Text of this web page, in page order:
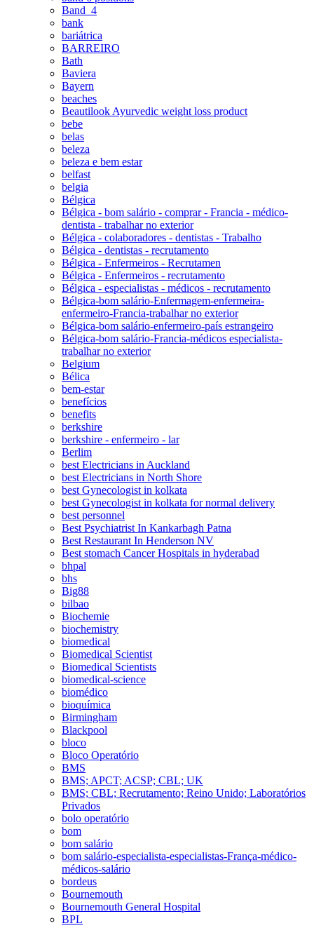
Band_4
bank
bariátrica
BARREIRO
Bath
Baviera
Bayern
beaches
Beautilook Ayurvedic weight loss product
bebe
belas
beleza
beleza e bem estar
belfast
belgia
Bélgica
Bélgica - bom salário - comprar - Francia - médico-
dentista - trabalhar no exterior
Bélgica - colaboradores - dentistas - Trabalho
Bélgica - dentistas - recrutamento
Bélgica - Enfermeiros - Recrutamen
Bélgica - Enfermeiros - recrutamento
Bélgica - especialistas - médicos - recrutamento
Bélgica-bom salário-Enfermagem-enfermeira-
enfermeiro-Francia-trabalhar no exterior
Bélgica-bom salário-enfermeiro-país estrangeiro
Bélgica-bom salário-Francia-médicos especialista-
trabalhar no exterior
Belgium
Bélica
bem-estar
benefícios
benefits
berkshire
berkshire - enfermeiro - lar
Berlim
best Electricians in Auckland
best Electricians in North Shore
best Gynecologist in kolkata
best Gynecologist in kolkata for normal delivery
best personnel
Best Psychiatrist In Kankarbagh Patna
Best Restaurant In Henderson NV
Best stomach Cancer Hospitals in hyderabad
bhpal
bhs
Big88
bilbao
Biochemie
biochemistry
biomedical
Biomedical Scientist
Biomedical Scientists
biomedical-science
biomédico
bioquímica
Birmingham
Blackpool
bloco
Bloco Operatório
BMS
BMS; APCT; ACSP; CBL; UK
BMS; CBL; Recrutamento; Reino Unido; Laboratórios
Privados
bolo operatório
bom
bom salário
bom salário-especialista-especialistas-França-médico-
médicos-salário
bordeus
Bournemouth
Bournemouth General Hospital
BPL